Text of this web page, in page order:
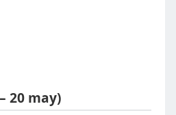
20 may)